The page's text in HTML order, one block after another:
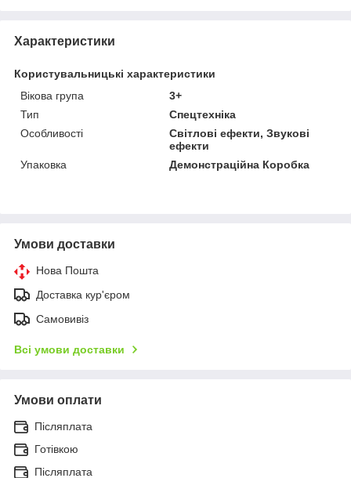
Характеристики
Користувальницькі характеристики
Вікова група
3+
Тип
Спецтехніка
Особливості
Світлові ефекти, Звукові
ефекти
Упаковка
Демонстраційна Коробка
Умови доставки
Нова Пошта
Доставка кур'єром
Самовивіз
Всі умови доставки
Умови оплати
Післяплата
Готівкою
Післяплата